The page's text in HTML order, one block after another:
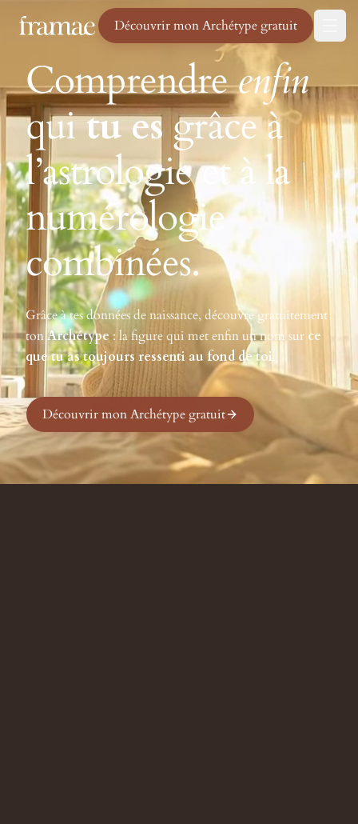
Découvrir mon Archétype gratuit
Comprendreenfin
quituesgrâceà
l’astrologie et à la
numérologie
combinées.
Grâce à tes données de naissance, découvre gratuitement
tonArchétype : la figure qui met enfin un nom sur ce
que tu as toujours ressenti au fond de toi.
Découvrir mon Archétype gratuit